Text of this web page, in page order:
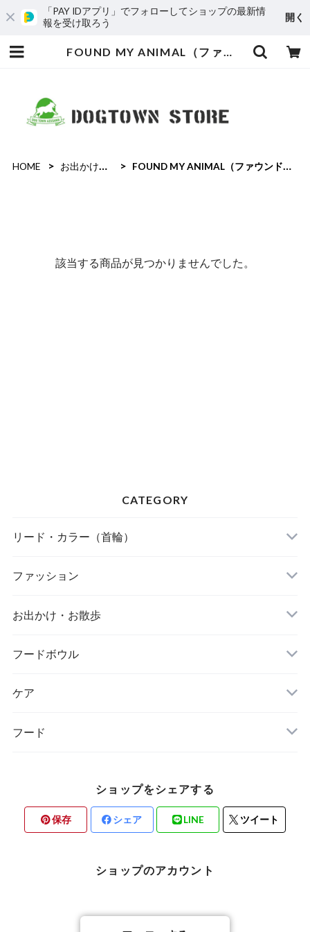
「PAY IDアプリ」でフォローしてショップの最新情
報を受け取ろう
開く
FOUND MY ANIMAL（ファウンドマイアニマル） | dogtown.store
HOME お出かけ・お散歩 FOUND MY ANIMAL（ファウンドマイアニマル）
該当する商品が見つかりませんでした。
CATEGORY
リード・カラー（首輪）
FOUND MY ANIMAL（ファウンドマイアニマ
ファッション
A BIENTOT!（アビエント）
お出かけ・お散歩
FOUND MY ANIMAL（ファウンドマイアニマ
フードボウル
ケア
フード
ショップをシェアする
保存 シェア LINE ツイート
ショップのアカウント